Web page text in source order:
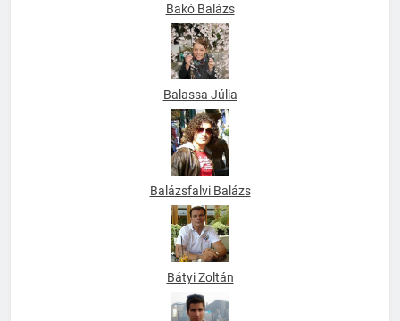
Bakó Balázs
Balassa Júlia
Balázsfalvi Balázs
Bátyi Zoltán